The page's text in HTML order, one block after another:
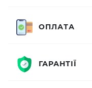
ОПЛАТА
ГАРАНТІЇ